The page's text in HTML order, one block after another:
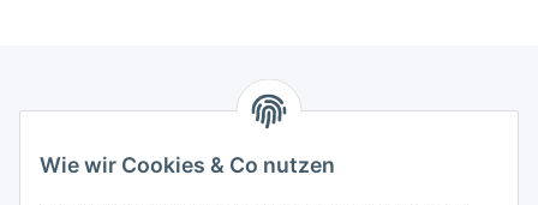
Wie wir Cookies & Co nutzen
Marmey Aktionswaren
Markus Meyer